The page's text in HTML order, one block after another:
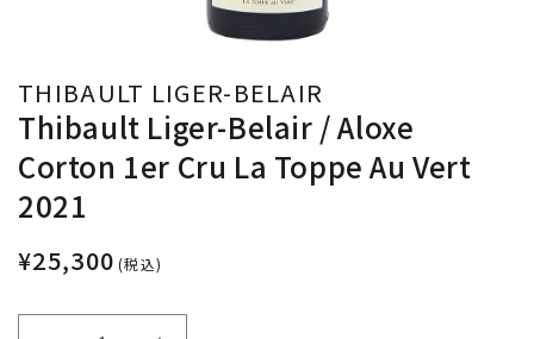
THIBAULT LIGER-BELAIR
Thibault Liger-Belair / Aloxe
Corton 1er Cru La Toppe Au Vert
2021
¥25,300 (税込)